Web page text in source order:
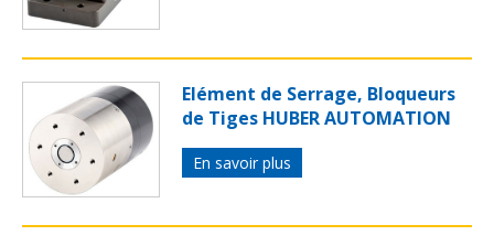
Elément de Serrage, Bloqueurs
de Tiges HUBER AUTOMATION
En savoir plus